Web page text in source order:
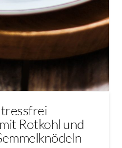
Rotkohl und